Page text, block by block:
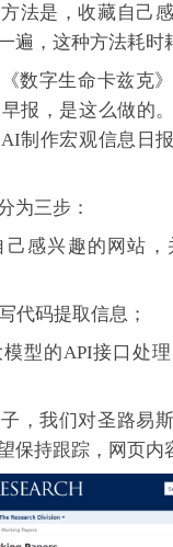
法是，收藏自己
遍，这种方法耗时
数字生命卡兹克
报，是这么做的。
制作宏观信息日
为三步：
己感兴趣的网站
代码提取信息；
型的API接口处
，我们对圣路易
保持跟踪，网页内